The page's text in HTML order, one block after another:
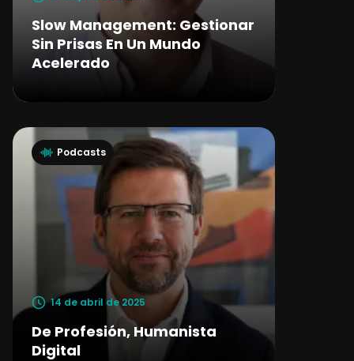
Slow Management: Gestionar
Sin Prisas En Un Mundo
Acelerado
Podcasts
14 de abril de 2025
De Profesión, Humanista
Digital